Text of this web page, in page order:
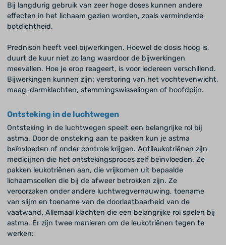
Bij langdurig gebruik van zeer hoge doses kunnen andere
effecten in het lichaam gezien worden, zoals verminderde
botdichtheid.
Prednison heeft veel bijwerkingen. Hoewel de dosis hoog is,
duurt de kuur niet zo lang waardoor de bijwerkingen
meevallen. Hoe je erop reageert, is voor iedereen verschillend.
Bijwerkingen kunnen zijn: verstoring van het vochtevenwicht,
maag-darmklachten, stemmingswisselingen of hoofdpijn.
Ontsteking in de luchtwegen
Ontsteking in de luchtwegen speelt een belangrijke rol bij
astma. Door de onsteking aan te pakken kun je astma
beïnvloeden of onder controle krijgen. Antileukotriënen zijn
medicijnen die het ontstekingsproces zelf beïnvloeden. Ze
pakken leukotriënen aan, die vrijkomen uit bepaalde
lichaamscellen die bij de afweer betrokken zijn. Ze
veroorzaken onder andere luchtwegvernauwing, toename
van slijm en toename van de doorlaatbaarheid van de
vaatwand. Allemaal klachten die een belangrijke rol spelen bij
astma. Er zijn twee manieren om de leukotriënen tegen te
werken: